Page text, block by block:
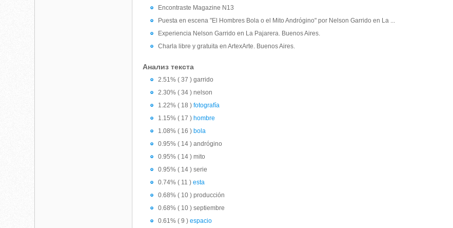
Encontraste Magazine N13
Puesta en escena "El Hombres Bola o el Mito Andrógino" por Nelson Garrido en La ...
Experiencia Nelson Garrido en La Pajarera. Buenos Aires.
Charla libre y gratuita en ArtexArte. Buenos Aires.
Анализ текста
2.51% ( 37 ) garrido
2.30% ( 34 ) nelson
1.22% ( 18 )fotografía
1.15% ( 17 ) hombre
1.08% ( 16 ) bola
0.95% ( 14 ) andrógino
0.95% ( 14 ) mito
0.95% ( 14 ) serie
0.74% ( 11 )esta
0.68% ( 10 ) producción
0.68% ( 10 ) septiembre
0.61% ( 9 )espacio